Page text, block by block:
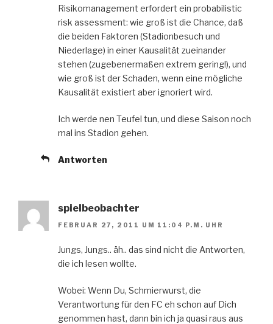
Risikomanagement erfordert ein probabilistic
risk assessment: wie groß ist die Chance, daß
die beiden Faktoren (Stadionbesuch und
Niederlage) in einer Kausalität zueinander
stehen (zugebenermaßen extrem gering!), und
wie groß ist der Schaden, wenn eine mögliche
Kausalität existiert aber ignoriert wird.
Ich werde nen Teufel tun, und diese Saison noch
mal ins Stadion gehen.
Antworten
spielbeobachter
FEBRUAR 27, 2011 UM 11:04 P.M. UHR
Jungs, Jungs.. äh.. das sind nicht die Antworten,
die ich lesen wollte.
Wobei: Wenn Du, Schmierwurst, die
Verantwortung für den FC eh schon auf Dich
genommen hast, dann bin ich ja quasi raus aus